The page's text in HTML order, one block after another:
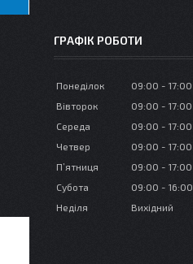
ГРАФІК РОБОТИ
Понеділок 09:00
17:00
Вівторок
09:00
17:00
Середа
09:00
17:00
Четвер
09:00
17:00
Пʼятниця
09:00
17:00
Субота
09:00
16:00
Неділя
Вихідний